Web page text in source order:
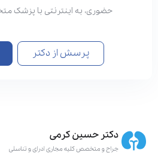
حضوری، به اینترنتی با پزشک
پرسش از دکتر